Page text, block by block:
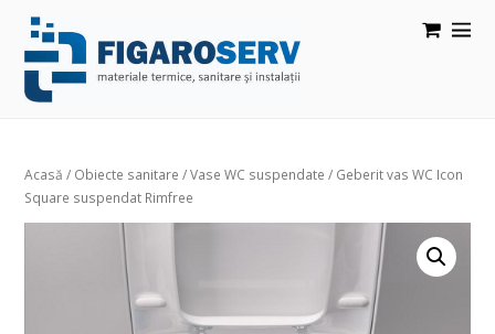
Acasă / Obiecte sanitare /Vase WC suspendate / Geberit vas WC Icon
Square suspendat Rimfree